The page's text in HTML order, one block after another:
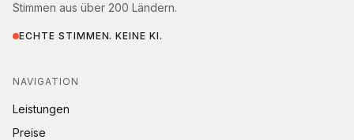
Stimmen aus über 200 Ländern.
ECHTE STIMMEN. KEINE KI.
NAVIGATION
Leistungen
Preise